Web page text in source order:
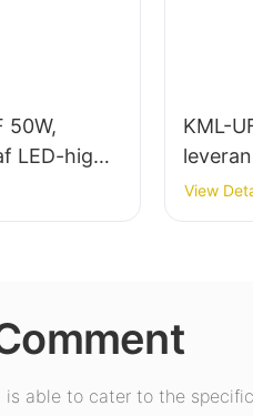
50W,
LED-high
og andre
KML-
bay-
View
able to cater to the